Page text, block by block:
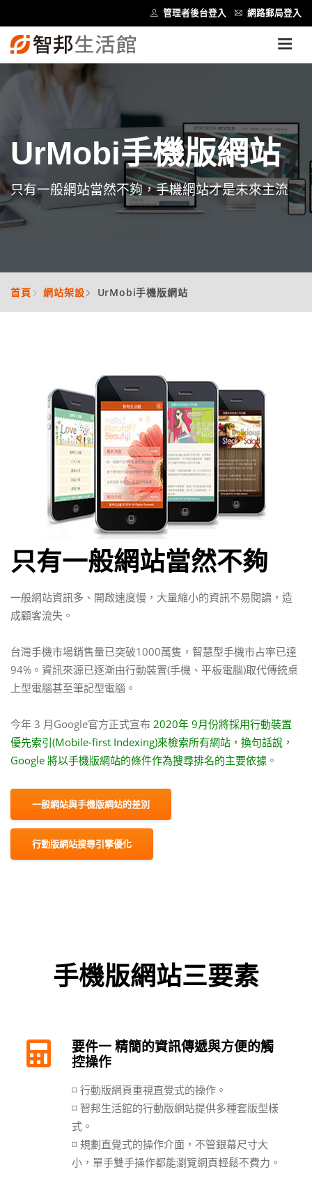
管理者後台登入 網路郵局登入
UrMobi手機版網站
只有一般網站當然不夠，手機網站才是未來主流
首頁 網站架設 UrMobi手機版網站
只有一般網站當然不夠
一般網站資訊多、開啟速度慢，大量縮小的資訊不易閱讀，造
成顧客流失。
台灣手機市場銷售量已突破1000萬隻，智慧型手機市占率已達
94%。資訊來源已逐漸由行動裝置(手機、平板電腦)取代傳統桌
上型電腦甚至筆記型電腦。
今年 3 月Google官方正式宣布 2020年 9月份將採用行動裝置
優先索引(Mobile-first Indexing)來檢索所有網站，換句話說，
Google 將以手機版網站的條件作為搜尋排名的主要依據 。
一般網站與手機版網站的差別
行動版網站搜尋引擎優化
手機版網站三要素
要件一 精簡的資訊傳遞與方便的觸
控操作
⌑ 行動版網頁重視直覺式的操作。
⌑ 智邦生活館的行動版網站提供多種套版型樣
式。
⌑ 規劃直覺式的操作介面，不管銀幕尺寸大
小，單手雙手操作都能瀏覽網頁輕鬆不費力。